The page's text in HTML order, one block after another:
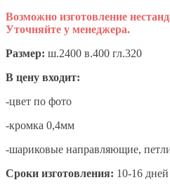
Возможно изготовление
Уточняйте у менеджера.
Размер: ш.2400 в.400 гл.320
В цену входит:
-цвет по фото
-кромка 0,4мм
-шариковые направляющие,
Сроки изготовления: 10-16 дней